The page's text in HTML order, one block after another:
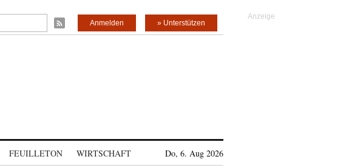
» Unterstützen
Anmelden
FEUILLETON WIRTSCHAFT Do, 6. Aug 2026